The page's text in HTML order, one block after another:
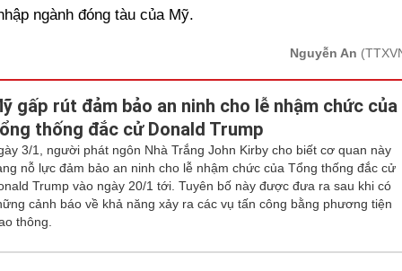
ngành đóng tàu của Mỹ.
Nguyễn An
gấp rút đảm bảo an ninh cho lễ nhậm chức của
thống đắc cử Donald Trump
3/1, người phát ngôn Nhà Trắng John Kirby cho biết cơ quan này
nỗ lực đảm bảo an ninh cho lễ nhậm chức của Tổng thống đắc cử
Trump vào ngày 20/1 tới. Tuyên bố này được đưa ra sau khi có
cảnh báo về khả năng xảy ra các vụ tấn công bằng phương tiện
thông.